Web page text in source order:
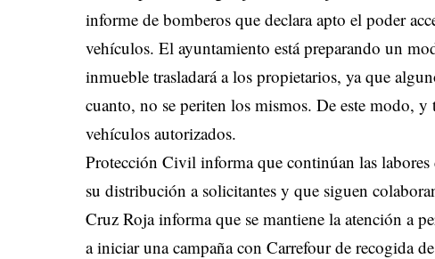
informe de bomberos que declara apto el poder
vehículos. El ayuntamiento está preparando un
inmueble trasladará a los propietarios, ya que
cuanto, no se periten los mismos. De este modo,
vehículos autorizados.
Protección Civil informa que continúan las
su distribución a solicitantes y que siguen
Cruz Roja informa que se mantiene la atención a
a iniciar una campaña con Carrefour de recogida